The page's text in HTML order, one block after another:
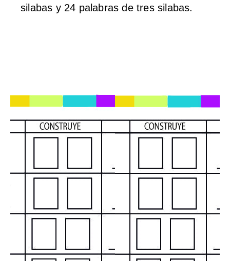
silabas y 24 palabras de tres silabas.